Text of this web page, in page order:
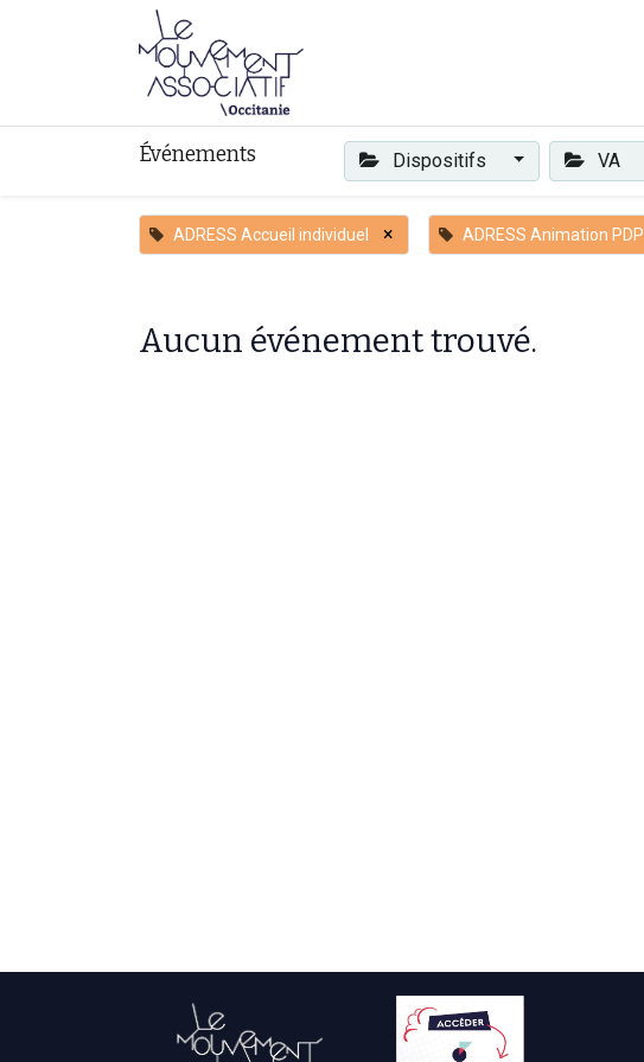
Événements Dispositifs VA
ADRESS Accueil individuel × ADRESS Animation PDP
Aucun événement trouvé.